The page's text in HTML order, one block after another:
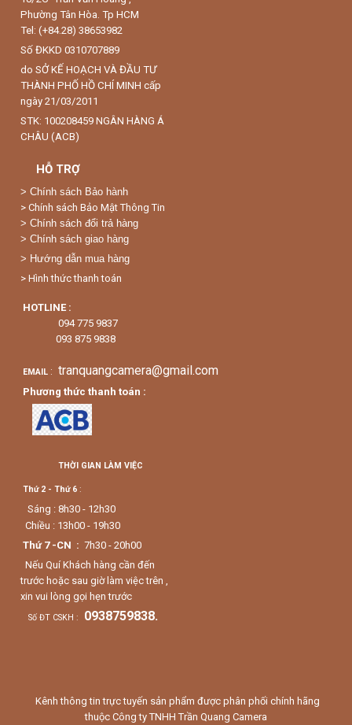
Phường Tân Hòa. Tp HCM
Tel: (+84.28) 38653982
Số ĐKKD 0310707889
do SỞ KẾ HOẠCH VÀ ĐẦU TƯ
THÀNH PHỐ HỒ CHÍ MINH cấp
ngày 21/03/2011
STK: 100208459 NGÂN HÀNG Á
CHÂU (ACB)
HỖ TRỢ
> Chính sách Bảo hành
> Chính sách Bảo Mật Thông Tin
> Chính sách đổi trả hàng
> Chính sách giao hàng
> Hướng dẫn mua hàng
> Hình thức thanh toán
HOTLINE :
094 775 9837
093 875 9838
EMAIL : tranquangcamera@gmail.com
Phương thức thanh toán :
THỜI GIAN LÀM VIỆC
Thứ 2 - Thứ 6 :
Sáng : 8h30 - 12h30
Chiều : 13h00 - 19h30
Thứ 7 -CN : 7h30 - 20h00
Nếu Quí Khách hàng cần đến
trước hoặc sau giờ làm việc trên ,
xin vui lòng gọi hẹn trước
Số ĐT CSKH : 0938759838.
Kênh thông tin trực tuyến sản phẩm được phân phối chính hãng
thuộc Công ty TNHH Trần Quang Camera